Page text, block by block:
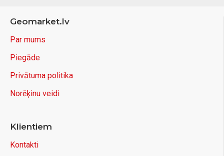
Geomarket.lv
Par mums
Piegāde
Privātuma politika
Norēķinu veidi
Klientiem
Kontakti